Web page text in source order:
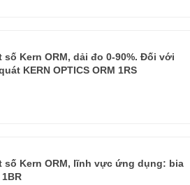
Kern ORM, dải đo 0-90%. Đối với
KERN OPTICS ORM 1RS
số Kern ORM, lĩnh vực ứng dụng: bia
1BR